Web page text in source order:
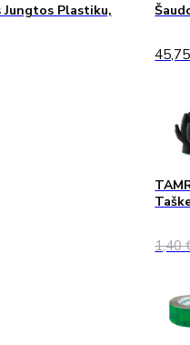
Jungtos Plastiku,
1,40